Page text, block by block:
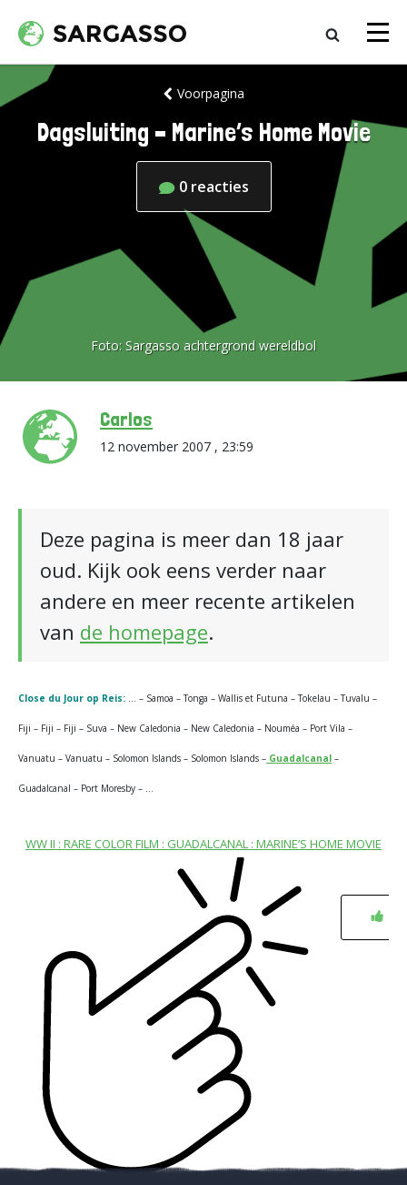
Voorpagina
Dagsluiting – Marine’s Home Movie
0 reacties
Foto: Sargasso achtergrond wereldbol
Carlos
12 november 2007 , 23:59
Deze pagina is meer dan 18 jaar
oud. Kijk ook eens verder naar
andere en meer recente artikelen
van de homepage.
Close du Jour op Reis: … – Samoa – Tonga – Wallis et Futuna – Tokelau – Tuvalu –
Fiji – Fiji – Fiji – Suva – New Caledonia – New Caledonia – Nouméa – Port Vila –
Vanuatu – Vanuatu – Solomon Islands – Solomon Islands – Guadalcanal –
Guadalcanal – Port Moresby – …
WW II : RARE COLOR FILM : GUADALCANAL : MARINE’S HOME MOVIE